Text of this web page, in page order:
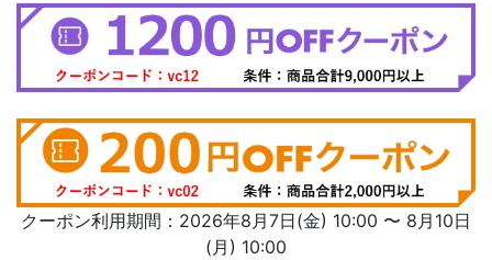
クーポン利用期間：2026年8月7日(金) 10:00 〜 8月10日
(月) 10:00